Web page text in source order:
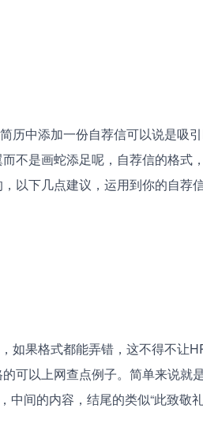
不是画蛇添足呢，自荐信的格式
以下几点建议，运用到你的自荐
可以上网查点例子。简单来说就
中间的内容，结尾的类似“此致敬礼